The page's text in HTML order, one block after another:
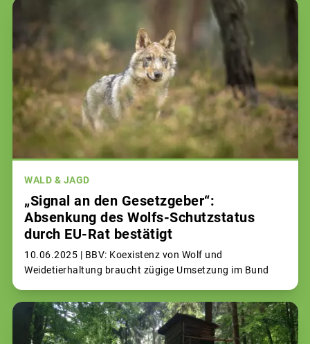
WALD & JAGD
„Signal an den Gesetzgeber“:
Absenkung des Wolfs-Schutzstatus
durch EU-Rat bestätigt
10.06.2025 | BBV: Koexistenz von Wolf und
Weidetierhaltung braucht zügige Umsetzung im Bund